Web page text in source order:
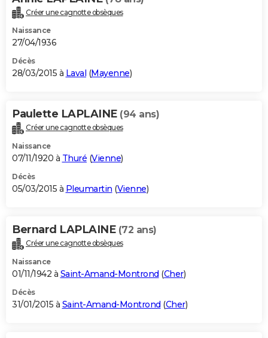
Créer une cagnotte obsèques
Naissance
27/04/1936
Décès
28/03/2015 à Laval (Mayenne)
Paulette LAPLAINE (94 ans)
Créer une cagnotte obsèques
Naissance
07/11/1920 à Thuré (Vienne)
Décès
05/03/2015 à Pleumartin (Vienne)
Bernard LAPLAINE (72 ans)
Créer une cagnotte obsèques
Naissance
01/11/1942 à Saint-Amand-Montrond (Cher)
Décès
31/01/2015 à Saint-Amand-Montrond (Cher)